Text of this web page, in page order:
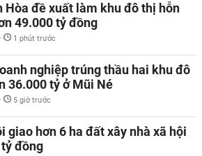
Hòa đề xuất làm khu đô thị hỗn
49.000 tỷ đồng
1 phút trước
nghiệp trúng thầu hai khu đô
36.000 tỷ ở Mũi Né
5 giờ trước
giao hơn 6 ha đất xây nhà xã hội
đồng